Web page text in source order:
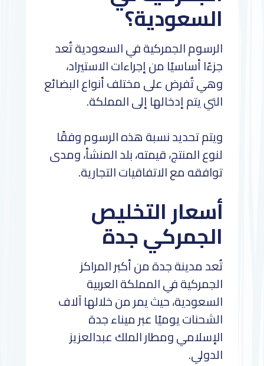
السعودية؟
الرسوم الجمركية في السعودية تُعد
جزءًا أساسيًا من إجراءات الاستيراد،
وهي تُفرض على مختلف أنواع البضائع
التي يتم إدخالها إلى المملكة.
ويتم تحديد نسبة هذه الرسوم وفقًا
لنوع المنتج، قيمته، بلد المنشأ، ومدى
توافقه مع الاتفاقيات التجارية.
أسعار التخليص
الجمركي جدة
تُعد مدينة جدة من أكبر المراكز
الجمركية في المملكة العربية
السعودية، حيث يمر من خلالها آلاف
الشحنات يوميًا عبر ميناء جدة
الإسلامي ومطار الملك عبدالعزيز
الدولي.